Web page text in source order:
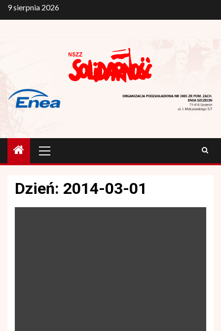
Przejdź
do
9 sierpnia 2026
główne
Dzień: 2014-03-01